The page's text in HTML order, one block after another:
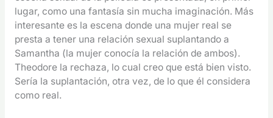
lugar, como una fantasía sin mucha imaginación. Más
interesante es la escena donde una mujer real se
presta a tener una relación sexual suplantando a
Samantha (la mujer conocía la relación de ambos).
Theodore la rechaza, lo cual creo que está bien visto.
Sería la suplantación, otra vez, de lo que él considera
como real.